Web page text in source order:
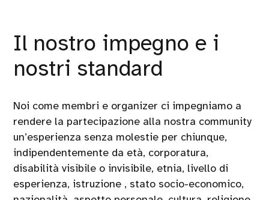
Il nostro impegno e i
nostri standard
Noi come membri e organizer ci impegniamo a
rendere la partecipazione alla nostra community
un’esperienza senza molestie per chiunque,
indipendentemente da età, corporatura,
disabilità visibile o invisibile, etnia, livello di
esperienza, istruzione , stato socio-economico,